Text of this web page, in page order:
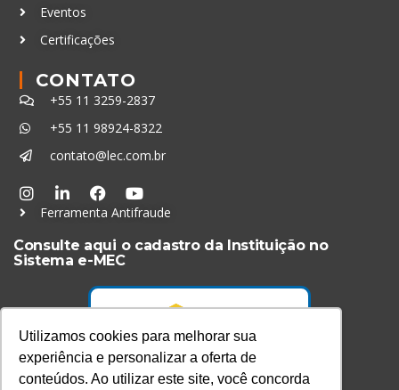
Utilizamos cookies para melhorar sua
experiência e personalizar a oferta de
conteúdos. Ao utilizar este site, você concorda
Eventos
Certificações
CONTATO
+55 11 3259-2837
+55 11 98924-8322
contato@lec.com.br
Ferramenta Antifraude
Consulte aqui o cadastro da Instituição no
Sistema e-MEC